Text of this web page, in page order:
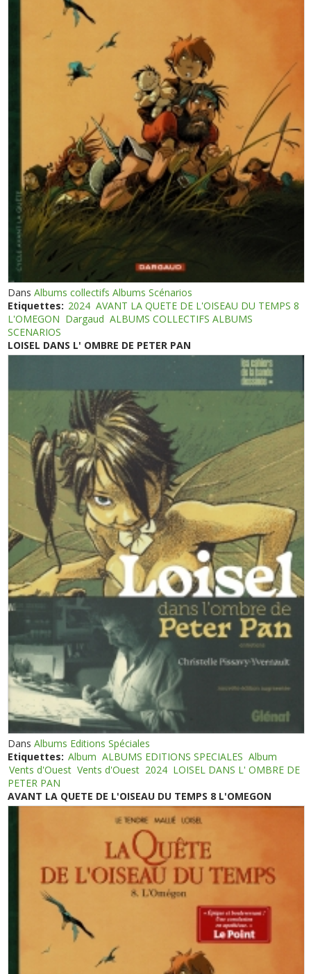
DansAlbums collectifs Albums Scénarios
Etiquettes: 2024 AVANT LA QUETE DE L'OISEAU DU TEMPS 8
L'OMEGON Dargaud ALBUMS COLLECTIFS ALBUMS
SCENARIOS
LOISEL DANS L' OMBRE DE PETER PAN
DansAlbums Editions Spéciales
Etiquettes: Album ALBUMS EDITIONS SPECIALES Album
Vents d'Ouest Vents d'Ouest 2024 LOISEL DANS L' OMBRE DE
PETER PAN
AVANT LA QUETE DE L'OISEAU DU TEMPS 8 L'OMEGON